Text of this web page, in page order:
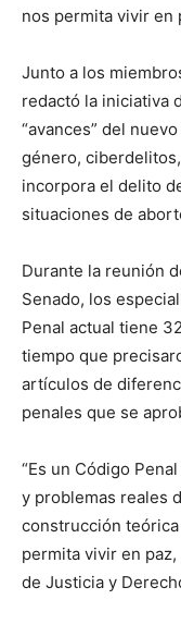
nos permita vivir en
Junto a los
redactó la iniciativa
“avances” del
género,
incorpora el delito
situaciones de
Durante la reunión
Senado, los
Penal actual tiene
tiempo que
artículos de
penales que se
“Es un Código
y problemas reales
construcción
permita vivir en
de Justicia y